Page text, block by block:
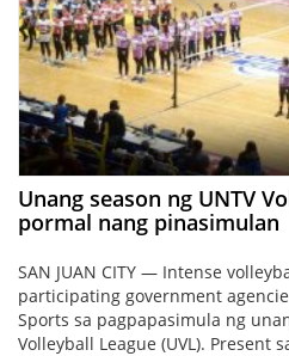
Unang season ng UNTV
pormal nang pinasimulan
SAN JUAN CITY — Intense
participating government
Sports sa pagpapasimula ng
Volleyball League (UVL). Present